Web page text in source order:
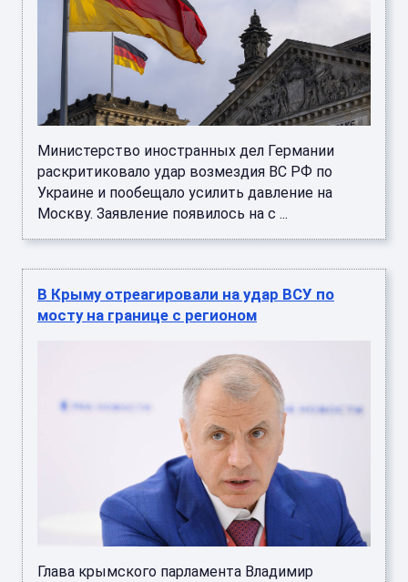
Министерство иностранных дел Германии
раскритиковало удар возмездия ВС РФ по
Украине и пообещало усилить давление на
Москву. Заявление появилось на с ...
В Крыму отреагировали на удар ВСУ по
мосту на границе с регионом
Глава крымского парламента Владимир